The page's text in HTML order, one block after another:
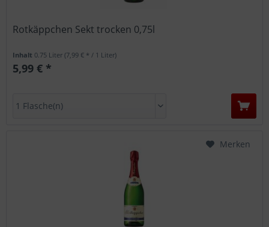
Rotkäppchen Sekt trocken 0,75l
Inhalt 0.75 Liter(7,99 € * / 1 Liter)
5,99 € *
Merken